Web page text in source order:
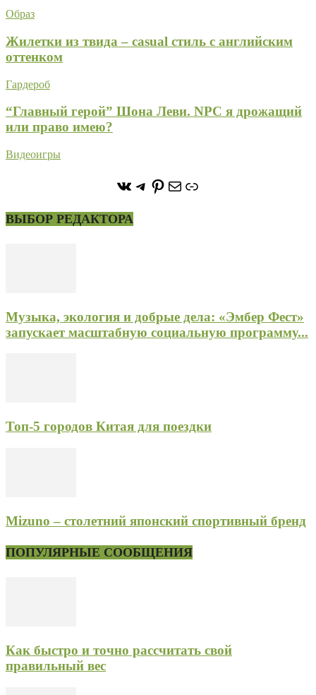
Образ
Жилетки из твида – casual стиль с английским
оттенком
Гардероб
“Главный герой” Шона Леви. NPC я дрожащий
или право имею?
Видеоигры
https://vk.com/
https://t.me/stoneforest
https://
ПочтаСсылка
ВЫБОР РЕДАКТОРА
Музыка, экология и добрые дела: «Эмбер Фест»
запускает масштабную социальную программу...
Топ-5 городов Китая для поездки
Mizuno – столетний японский спортивный бренд
ПОПУЛЯРНЫЕ СООБЩЕНИЯ
Как быстро и точно рассчитать свой
правильный вес